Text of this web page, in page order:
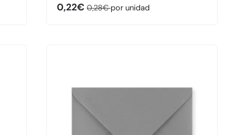
Precio de venta
0,22€ Precio normal
0,28€por unidad